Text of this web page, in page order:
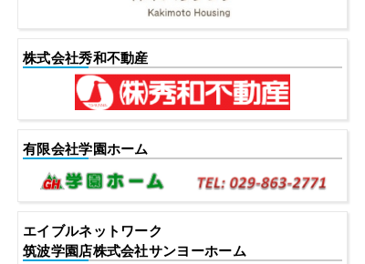
株式会社秀和不動産
有限会社学園ホーム
エイブルネットワーク
筑波学園店株式会社サンヨーホーム